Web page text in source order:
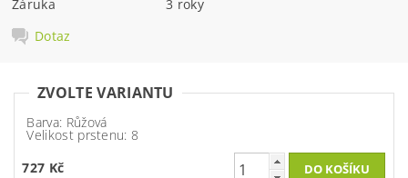
Záruka
3 roky
Dotaz
ZVOLTE VARIANTU
Barva: Růžová
Velikost prstenu: 8
727 Kč